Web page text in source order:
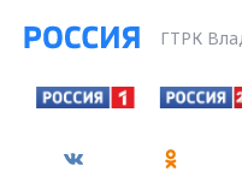
ГТРК